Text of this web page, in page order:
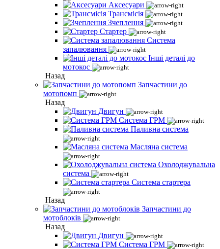
Аксесуари
Трансмісія
Зчеплення
Стартер
Система
запалювання
Інші деталі до
мотокос
Назад
Запчастини до
мотопомп
Назад
Двигун
Система ГРМ
Паливна система
Масляна система
Охолоджувальна
система
Система стартера
Назад
Запчастини до
мотоблоків
Назад
Двигун
Система ГРМ